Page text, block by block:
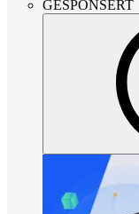
GESPONSERT